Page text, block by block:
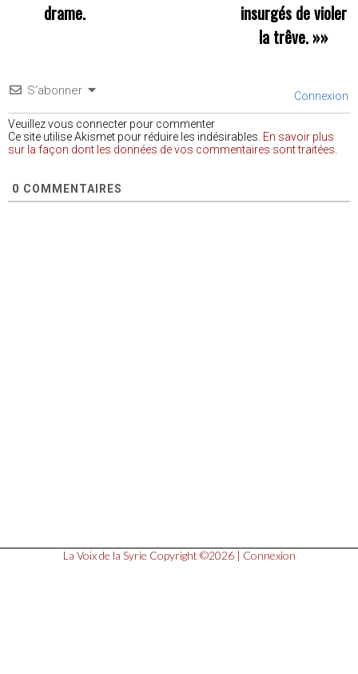
drame.
insurgés de violer
la trêve.»»
S’abonner Connexion
Veuillez vous connecter pour commenter
Ce site utilise Akismet pour réduire les indésirables. En savoir plus
sur la façon dont les données de vos commentaires sont traitées
0 COMMENTAIRES
La Voix de la Syrie Copyright ©2026 | Connexion